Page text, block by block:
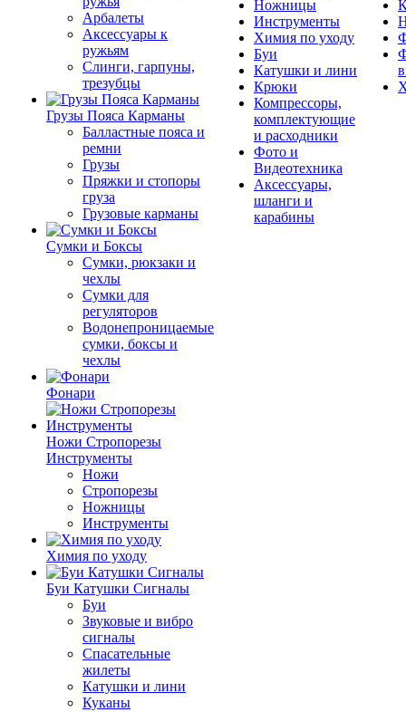
Арбалеты
Аксессуары к
ружьям
Слинги, гарпуны,
трезубцы
Грузы Пояса Карманы
Балластные пояса и
ремни
Грузы
Пряжки и стопоры
груза
Грузовые карманы
Сумки и Боксы
Сумки, рюкзаки и
чехлы
Сумки для
регуляторов
Водонепроницаемые
сумки, боксы и
чехлы
Фонари
Ножи Стропорезы
Инструменты
Ножи
Стропорезы
Ножницы
Инструменты
Химия по уходу
Буи Катушки Сигналы
Буи
Звуковые и вибро
сигналы
Спасательные
жилеты
Катушки и лини
Куканы
Ножницы
Инструменты
Химия по уходу
Буи
Катушки и лини
Крюки
Компрессоры,
комплектующие
и расходники
Фото и
Видеотехника
Аксессуары,
шланги и
карабины